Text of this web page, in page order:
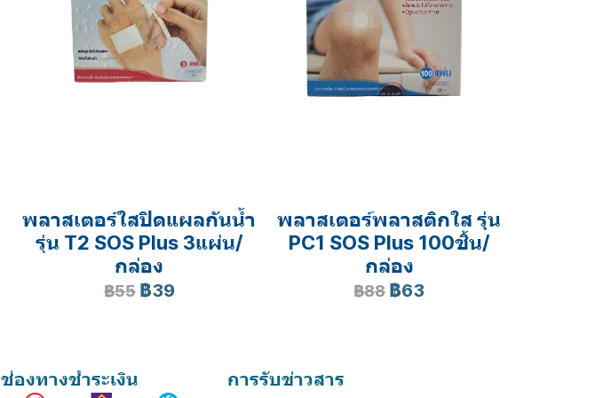
พลาสเตอร์ใสปิดแผลกันน้ำ
รุ่น T2 SOS Plus 3แผ่น/
กล่อง
฿55 ฿39
พลาสเตอร์พลาสติกใส รุุ่น
PC1 SOS Plus 100ชิ้น/
กล่อง
฿88 ฿63
ช่องทางชำระเงิน การรับข่าวสาร